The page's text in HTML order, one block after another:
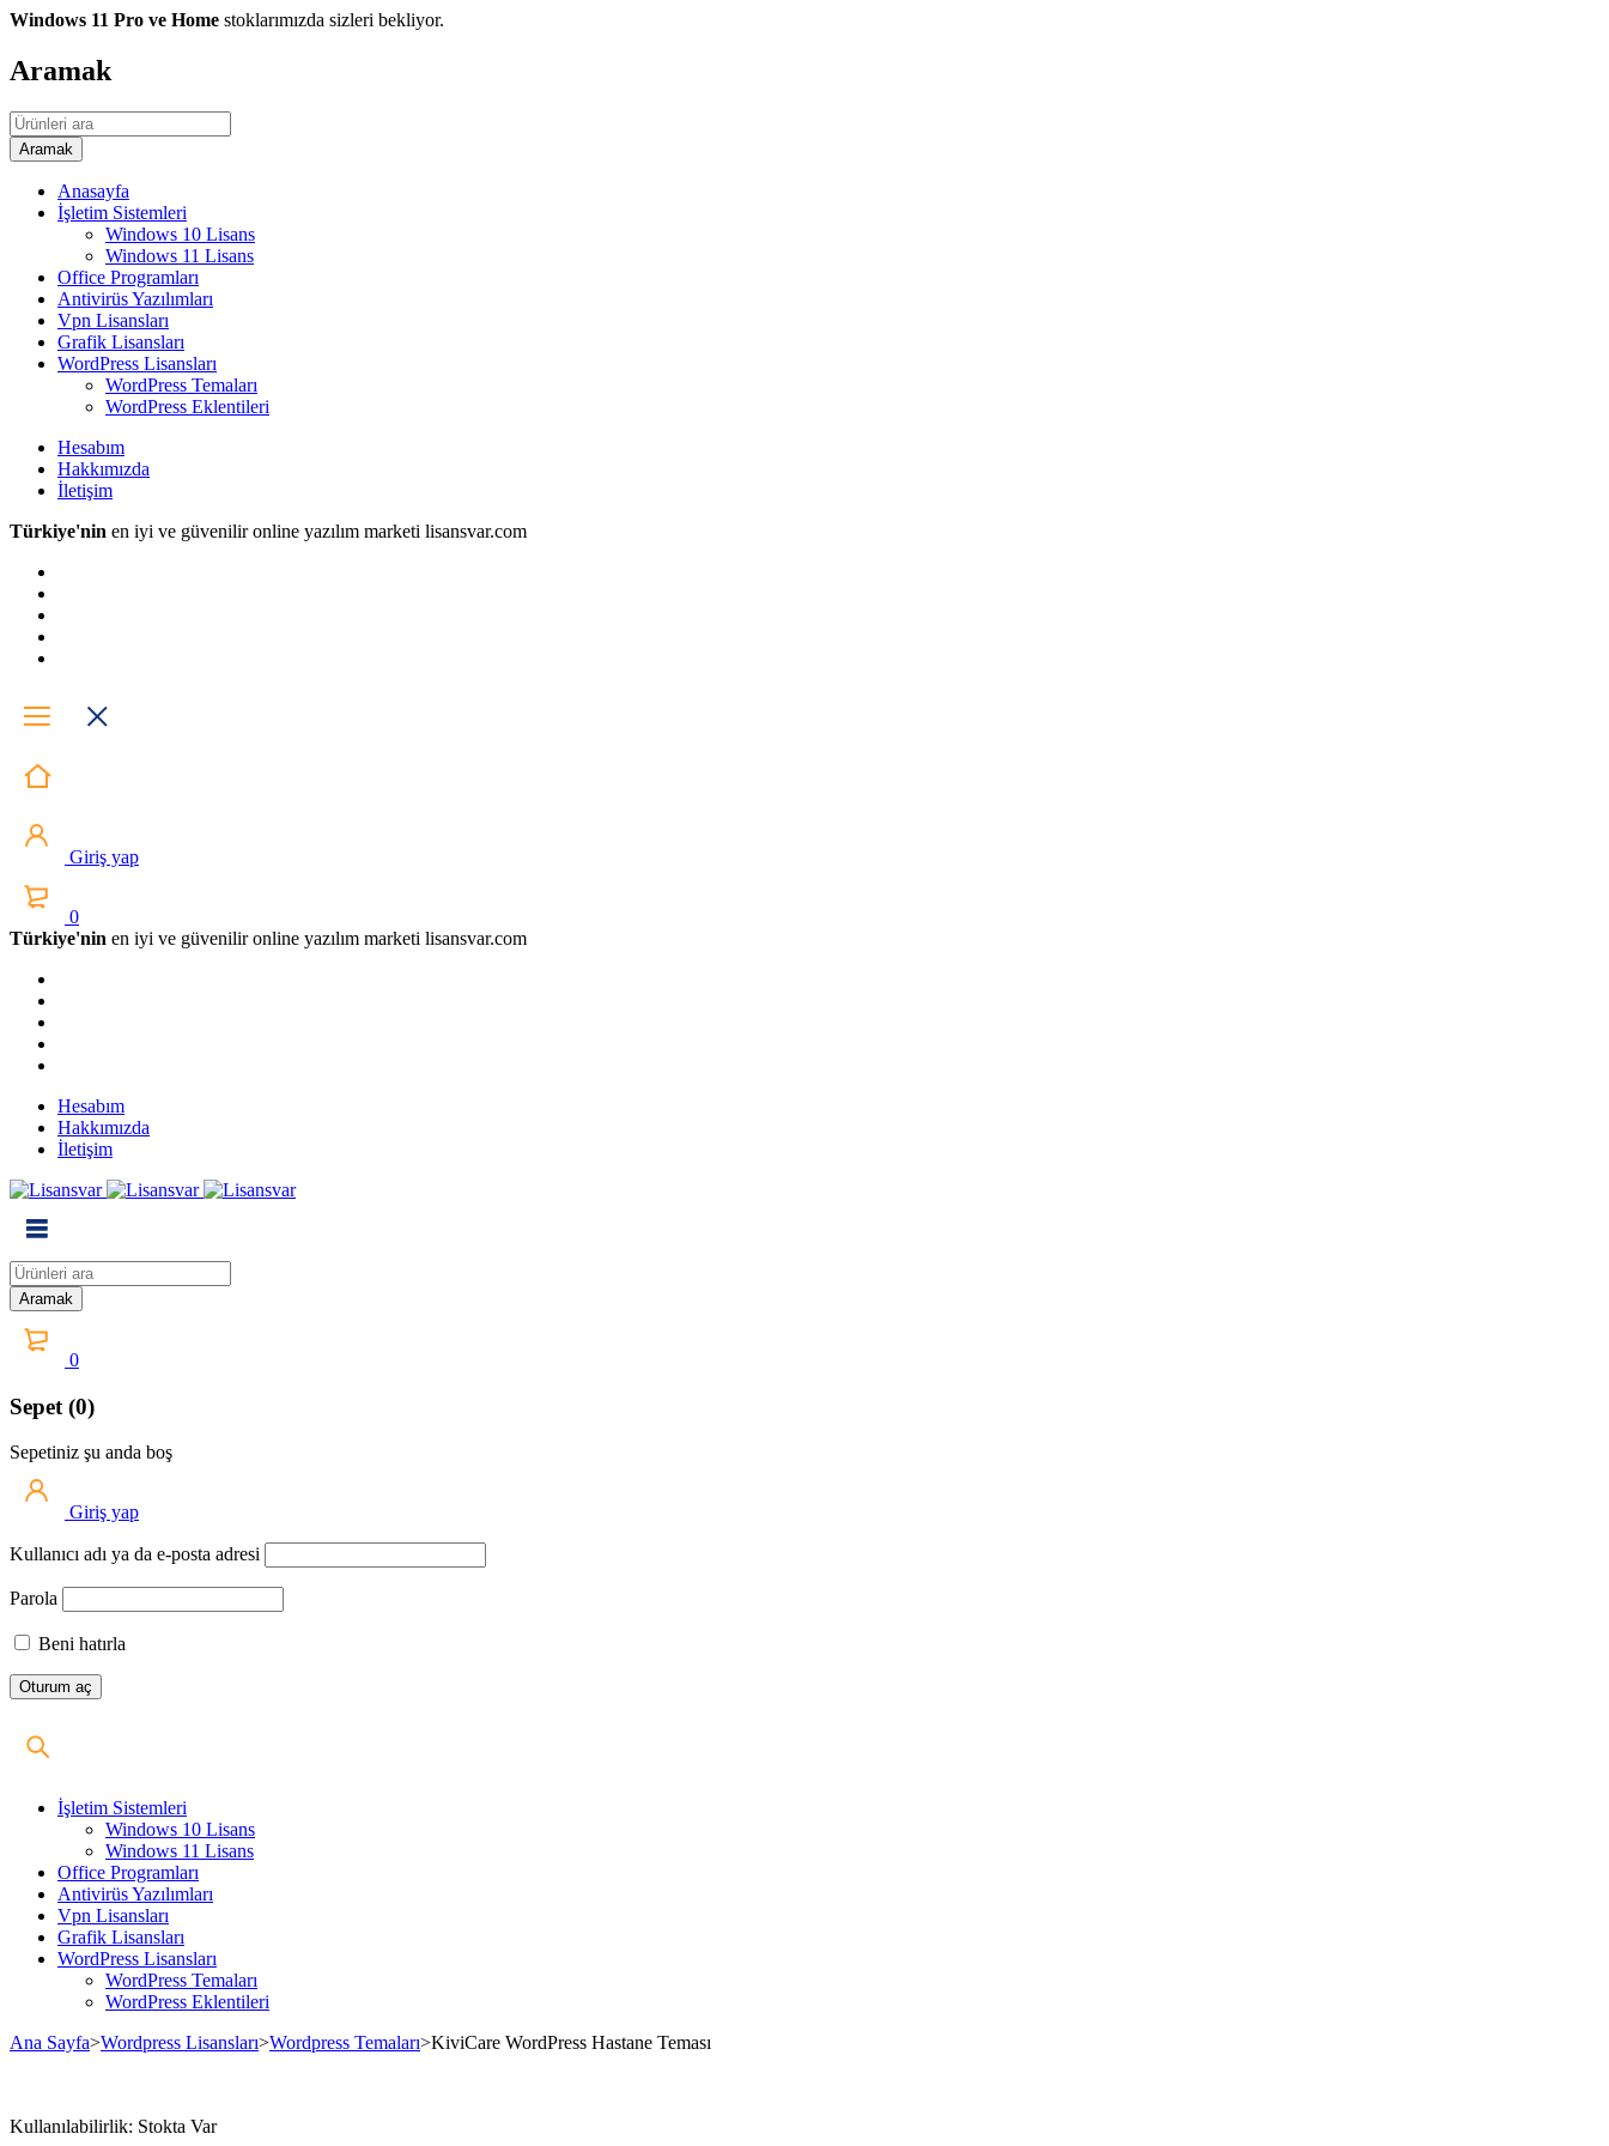
Windows 11 Pro ve Home stoklarımızda sizleri bekliyor.
Aramak
Anasayfa
İşletim Sistemleri
Windows 10 Lisans
Windows 11 Lisans
Office Programları
Antivirüs Yazılımları
Vpn Lisansları
Grafik Lisansları
WordPress Lisansları
WordPress Temaları
WordPress Eklentileri
Hesabım
Hakkımızda
İletişim
Türkiye'nin en iyi ve güvenilir online yazılım marketi lisansvar.com
Giriş yap
0
Türkiye'nin en iyi ve güvenilir online yazılım marketi lisansvar.com
Hesabım
Hakkımızda
İletişim
0
Sepet (0)
Sepetiniz şu anda boş
Giriş yap
Kullanıcı adı ya da e-posta adresi
Parola
Beni hatırla
İşletim Sistemleri
Windows 10 Lisans
Windows 11 Lisans
Office Programları
Antivirüs Yazılımları
Vpn Lisansları
Grafik Lisansları
WordPress Lisansları
WordPress Temaları
WordPress Eklentileri
Ana Sayfa>Wordpress Lisansları>Wordpress Temaları>KiviCare WordPress Hastane Teması
Kullanılabilirlik: Stokta Var